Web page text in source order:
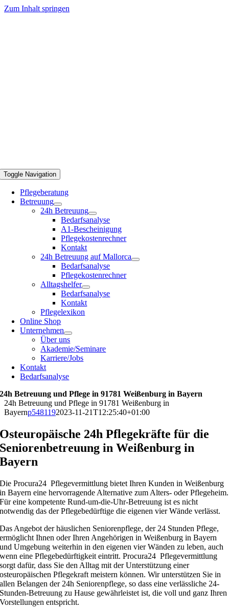
Zum Inhalt springen
Toggle Navigation
Pflegeberatung
Betreuung
24h Betreuung
Bedarfsanalyse
A1-Bescheinigung
Pflegekostenrechner
Kontakt
24h Betreuung auf Mallorca
Bedarfsanalyse
Pflegekostenrechner
Alltagshelfer
Bedarfsanalyse
Kontakt
Pflegelexikon
Online Shop
Unternehmen
Über uns
Akademie/Seminare
Karriere/Jobs
Kontakt
Bedarfsanalyse
24h Betreuung und Pflege in 91781 Weißenburg in Bayern
24h Betreuung und Pflege in 91781 Weißenburg in
Bayernp5481192023-11-21T12:25:40+01:00
Osteuropäische 24h Pflegekräfte für die
Seniorenbetreuung in Weißenburg in
Bayern
Die Procura24 Pflegevermittlung bietet Ihren Kunden in Weißenburg
in Bayern eine hervorragende Alternative zum Alters- oder Pflegeheim.
Für eine kompetente Rund-um-die-Uhr-Betreuung ist es nicht
notwendig das der Pflegebedürftige die eigenen vier Wände verlässt.
Das Angebot der häuslichen Seniorenpflege, der 24 Stunden Pflege,
ermöglicht Ihnen oder Ihren Angehörigen in Weißenburg in Bayern
und Umgebung weiterhin in den eigenen vier Wänden zu leben, auch
wenn eine Pflegebedürftigkeit eintritt. Procura24 Pflegevermittlung
sorgt dafür, dass Sie den Alltag mit der Unterstützung einer
osteuropäischen Pflegekraft meistern können. Wir unterstützen Sie in
allen Belangen der 24h Seniorenpflege, so dass eine verlässliche 24-
Stunden-Betreuung zu Hause gewährleistet ist, die voll und ganz Ihren
Vorstellungen entspricht.